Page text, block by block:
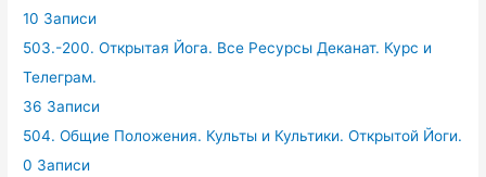
10 Записи
503.-200. Открытая Йога. Все Ресурсы Деканат. Курс и
Телеграм.
36 Записи
504. Общие Положения. Культы и Культики. Открытой Йоги.
0 Записи